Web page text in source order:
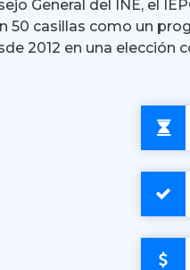
General del INE, el
50 casillas como un
2012 en una elección